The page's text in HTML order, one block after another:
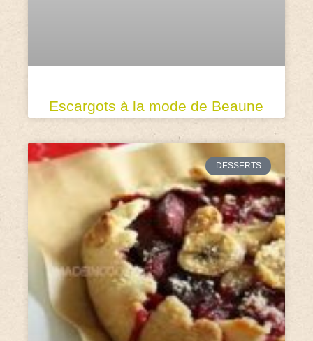
Escargots à la mode de Beaune
DESSERTS